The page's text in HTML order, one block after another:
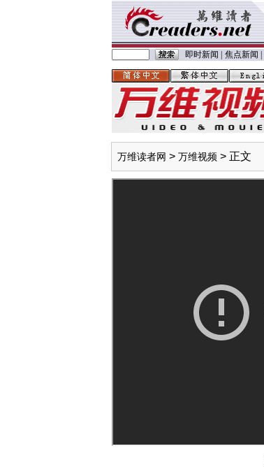
即时新闻 焦点新闻
万维读者网 > 万维视频 > 正文